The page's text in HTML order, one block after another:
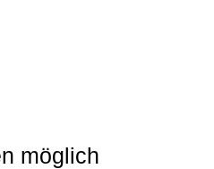
möglich